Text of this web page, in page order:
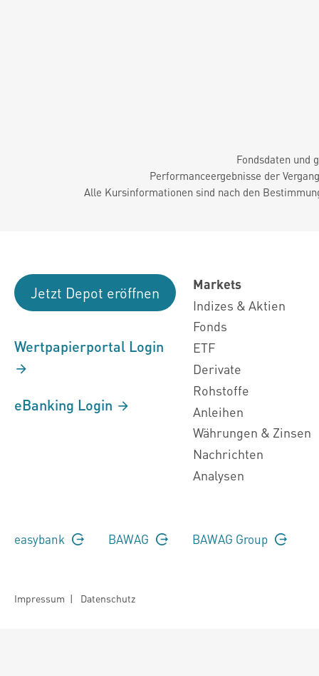
Fondsdaten und
Performanceergebnisse der
Alle Kursinformationen sind nach den
Jetzt Depot eröffnen
Wertpapierportal Login
eBanking Login
Markets
Indizes & Aktien
Fonds
ETF
Derivate
Rohstoffe
Anleihen
Währungen & Zinsen
Nachrichten
Analysen
easybank BAWAG BAWAG Group
Impressum | Datenschutz